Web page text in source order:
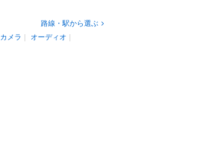
路線・駅から選ぶ
カメラ
オーディオ